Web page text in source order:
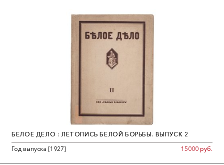
БЕЛОЕ ДЕЛО : ЛЕТОПИСЬ БЕЛОЙ БОРЬБЫ. ВЫПУСК 2
Год выпуска [1927]
15000 руб.